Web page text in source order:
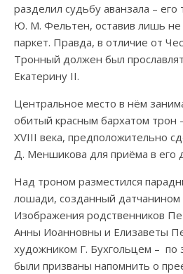
разделил судьбу аванзала –
Ю. М. Фельтен, оставив лишь
паркет. Правда, в отличие от
Тронный должен был
Екатерину II.
Центральное место в нём
обитый красным бархатом трон
XVIII века, предположительно
Д. Меншикова для приёма в его
Над троном разместился
лошади, созданный датчанином
Изображения родственников
Анны Иоанновны и Елизаветы
художником Г. Бухгольцем – по
были призваны напомнить о